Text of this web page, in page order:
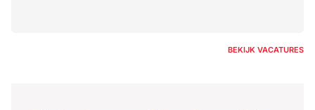
BEKIJK VACATURES